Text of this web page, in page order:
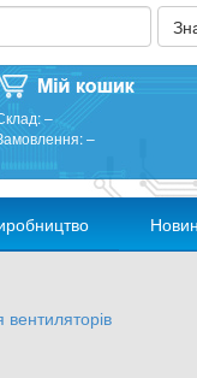
–
–
вентиляторів